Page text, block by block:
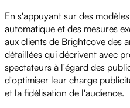
En s'appuyant sur des
automatique et des mesures
aux clients de Brightcove des
détaillées qui décrivent avec
spectateurs à l'égard des
d'optimiser leur charge
et la fidélisation de l'audience.